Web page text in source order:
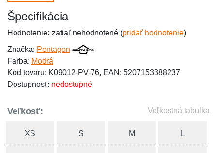
Špecifikácia
Hodnotenie: zatiaľ nehodnotené (pridať hodnotenie)
Značka: Pentagon
Farba: Modrá
Kód tovaru: K09012-PV-76, EAN: 5207153388237
Dostupnosť: nedostupné
Veľkosť: Veľkostná tabuľka
XS S M L